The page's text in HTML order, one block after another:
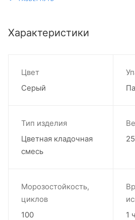
Характеристики
Цвет
Серый
Тип изделия
Цветная кладочная
смесь
25
Морозостойкость,
циклов
100
1